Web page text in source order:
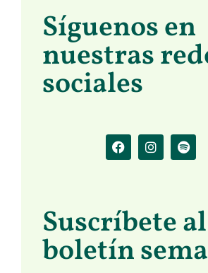
Síguenos en
nuestras
sociales
Suscríbete al
boletín